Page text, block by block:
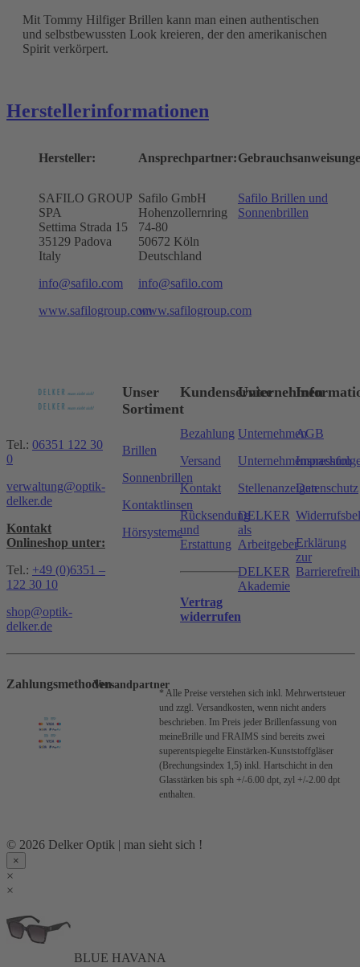
Mit Tommy Hilfiger Brillen kann man einen authentischen
und selbstbewussten Look kreieren, der den amerikanischen
Spirit verkörpert.
Herstellerinformationen
Hersteller:
SAFILO GROUP
SPA
Settima Strada 15
35129 Padova
Italy
info@safilo.com
www.safilogroup.com
Ansprechpartner:
Safilo GmbH
Hohenzollernring
74-80
50672 Köln
Deutschland
info@safilo.com
www.safilogroup.com
Safilo Brillen und
Sonnenbrillen
Tel.: 06351 122 30
0
verwaltung@optik-
delker.de
Kontakt
Onlineshop unter:
Tel.: +49 (0)6351 –
122 30 10
shop@optik-
delker.de
Unser
Sortiment
Brillen
Sonnenbrillen
Kontaktlinsen
Hörsysteme
Kundenservice
Bezahlung
Versand
Kontakt
Rücksendung
und
Erstattung
Vertrag
widerrufen
Unternehmen
Unternehmen
Stellenanzeigen
DELKER
als
Arbeitgeber
DELKER
Akademie
AGB
Impressum
Datenschutz
Erklärung
zur
ZahlungsmethodenVersandpartner
* Alle Preise verstehen sich inkl. Mehrwertsteuer
und zzgl. Versandkosten, wenn nicht anders
beschrieben. Im Preis jeder Brillenfassung von
meineBrille und FRAIMS sind bereits zwei
superentspiegelte Einstärken-Kunststoffgläser
(Brechungsindex 1,5) inkl. Hartschicht in den
Glasstärken bis sph +/-6.00 dpt, zyl +/-2.00 dpt
enthalten.
© 2026 Delker Optik | man sieht sich !
×
×
×
BLUE HAVANA